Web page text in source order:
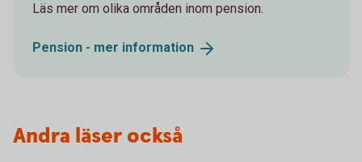
Läs mer om olika områden inom pension.
Pension - mer information
Andra läser också